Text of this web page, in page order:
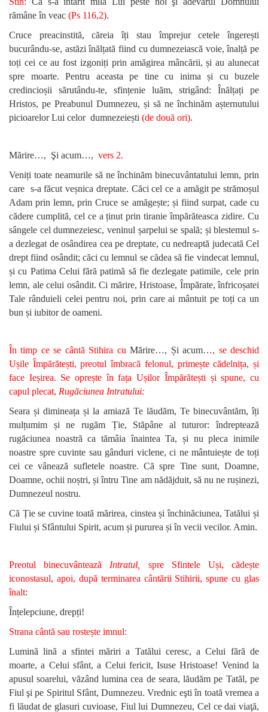
rămâne în veac (Ps 116,2).
Cruce preacinstită, căreia îți stau împrejur cetele îngerești
bucurându-se, astăzi înălțată fiind cu dumnezeiască voie, înalță pe
toți cei ce au fost izgoniți prin amăgirea mâncării, și au alunecat
spre moarte. Pentru aceasta pe tine cu inima și cu buzele
credincioșii sărutându-te, sfințenie luăm, strigând: Înălțați pe
Hristos, pe Preabunul Dumnezeu, și să ne închinăm așternutului
picioarelor Lui celor dumnezeiești (de două ori).
Mărire…, Şi acum…, vers 2.
Veniți toate neamurile să ne închinăm binecuvântatului lemn, prin
care s-a făcut veșnica dreptate. Căci cel ce a amăgit pe strămoșul
Adam prin lemn, prin Cruce se amăgește; și fiind surpat, cade cu
cădere cumplită, cel ce a ținut prin tiranie împărăteasca zidire. Cu
sângele cel dumnezeiesc, veninul șarpelui se spală; și blestemul s-
a dezlegat de osândirea cea pe dreptate, cu nedreaptă judecată Cel
drept fiind osândit; căci cu lemnul se cădea să fie vindecat lemnul,
și cu Patima Celui fără patimă să fie dezlegate patimile, cele prin
lemn, ale celui osândit. Ci mărire, Hristoase, Împărate, înfricoșatei
Tale rânduieli celei pentru noi, prin care ai mântuit pe toți ca un
bun și iubitor de oameni.
În timp ce se cântă Stihira cuMărire…, Și acum…, se deschid
Ușile Împărătești, preotul îmbracă felonul, primește cădelnița, și
face Ieșirea. Se oprește în fața Ușilor Împărătești și spune, cu
capul plecat, Rugăciunea Intratului:
Seara și dimineața și la amiază Te lăudăm, Te binecuvântăm, îți
mulțumim și ne rugăm Ție, Stăpâne al tuturor: îndreptează
rugăciunea noastră ca tămâia înaintea Ta, și nu pleca inimile
noastre spre cuvinte sau gânduri viclene, ci ne mântuiește de toți
cei ce vânează sufletele noastre. Că spre Tine sunt, Doamne,
Doamne, ochii noștri, și întru Tine am nădăjduit, să nu ne rușinezi,
Dumnezeul nostru.
Că Ție se cuvine toată mărirea, cinstea și închinăciunea, Tatălui și
Fiului și Sfântului Spirit, acum și pururea și în vecii vecilor. Amin.
Preotul binecuvântează Intratul,
spre Sfintele Uși, cădește
iconostasul, apoi, după terminarea cântării Stihirii, spune cu glas
înalt:
Înțelepciune, drepți!
Strana cântă sau rostește imnul:
Lumină lină a sfintei măriri a Tatălui ceresc, a Celui fără de
moarte, a Celui sfânt, a Celui fericit, Isuse Hristoase! Venind la
apusul soarelui, văzând lumina cea de seara, lăudăm pe Tatăl, pe
Fiul şi pe Spiritul Sfânt, Dumnezeu. Vrednic eşti în toată vremea a
fi lăudat de glasuri cuvioase, Fiul lui Dumnezeu, Cel ce dai viaţă,